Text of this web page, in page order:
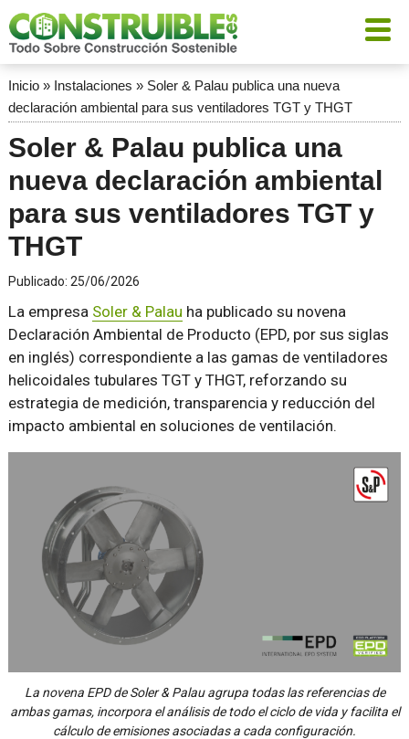
Inicio» Instalaciones » Soler & Palau publica una nueva
declaración ambiental para sus ventiladores TGT y THGT
Soler & Palau publica una
nueva declaración ambiental
para sus ventiladores TGT y
THGT
Publicado: 25/06/2026
La empresa Soler & Palau ha publicado su novena
Declaración Ambiental de Producto (EPD, por sus siglas
en inglés) correspondiente a las gamas de ventiladores
helicoidales tubulares TGT y THGT, reforzando su
estrategia de medición, transparencia y reducción del
impacto ambiental en soluciones de ventilación.
La novena EPD de Soler & Palau agrupa todas las referencias de
ambas gamas, incorpora el análisis de todo el ciclo de vida y facilita el
cálculo de emisiones asociadas a cada configuración.